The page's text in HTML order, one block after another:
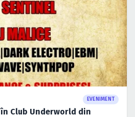
EVENIMENT
Club Underworld din